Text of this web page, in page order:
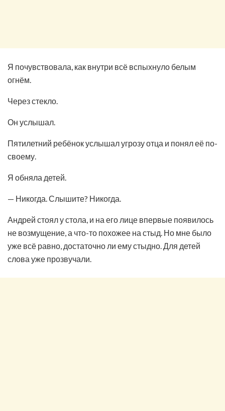
Я почувствовала, как внутри всё вспыхнуло белым
огнём.
Через стекло.
Он услышал.
Пятилетний ребёнок услышал угрозу отца и понял её по-
своему.
Я обняла детей.
— Никогда. Слышите? Никогда.
Андрей стоял у стола, и на его лице впервые появилось
не возмущение, а что-то похожее на стыд. Но мне было
уже всё равно, достаточно ли ему стыдно. Для детей
слова уже прозвучали.